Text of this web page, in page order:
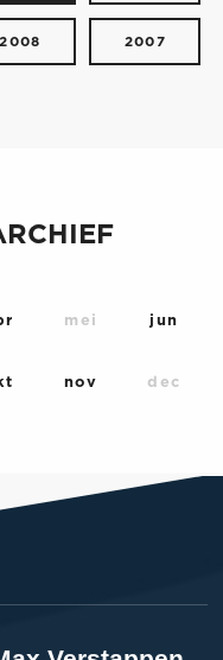
2008 2007
mei jun
nov dec